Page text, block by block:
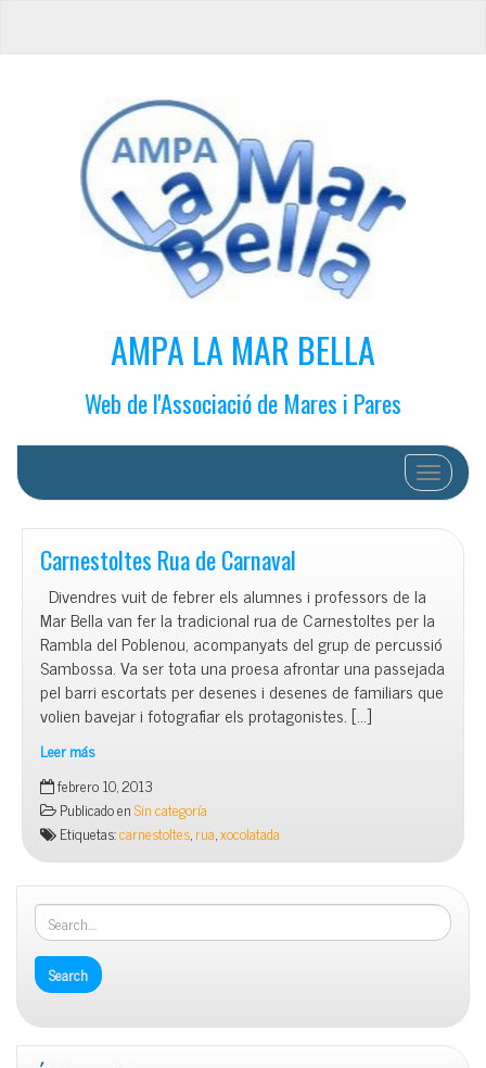
AMPA LA MAR BELLA
Web de l'Associació de Mares i Pares
Cambiar
Carnestoltes Rua de Carnaval
Divendres vuit de febrer els alumnes i professors de la
Mar Bella van fer la tradicional rua de Carnestoltes per la
Rambla del Poblenou, acompanyats del grup de percussió
Sambossa. Va ser tota una proesa afrontar una passejada
pel barri escortats per desenes i desenes de familiars que
volien bavejar i fotografiar els protagonistes. […]
Leer más
Carnestoltes
Rua
de
Carnaval
febrero 10, 2013
Publicado enSin categoría
Etiquetas:carnestoltes,rua,xocolatada